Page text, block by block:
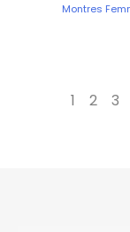
Montres
1 2 3